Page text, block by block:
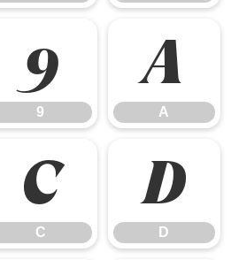
9
9
A
A
C
C
D
D